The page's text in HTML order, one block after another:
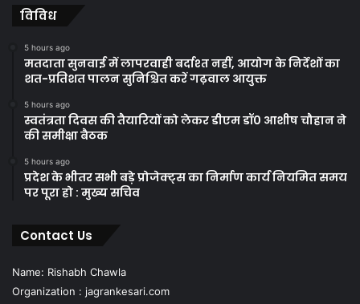
विविध
5 hours ago
मतदाता सुनवाई में लापरवाही बर्दाश्त नहीं, आयोग के निर्देशों का
शत-प्रतिशत पालन सुनिश्चित करें गढ़वाल आयुक्त
5 hours ago
स्वतंत्रता दिवस की तैयारियों को लेकर डीएम डॉ0 आशीष चौहान ने
की समीक्षा बैठक
5 hours ago
प्रदेश के भीतर सभी बड़े प्रोजेक्ट्स का निर्माण कार्य नियमित समय
पर पूरा हो : मुख्य सचिव
Contact Us
Name: Rishabh Chawla
Organization : jagrankesari.com